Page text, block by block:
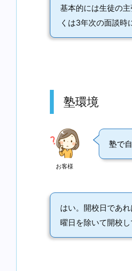
基本的には生徒の
くは3年次の面談時
塾環境
お客様
塾で
はい。開校日であ
曜日を除いて開校し